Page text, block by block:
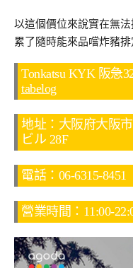
以這個價位來說實在無
累了隨時能來品嚐炸豬排
Tonkatsu KYK 阪急
tabelog
地址：大阪府大阪
ビル 28F
電話：06-6315-8451
營業時間：11:00-